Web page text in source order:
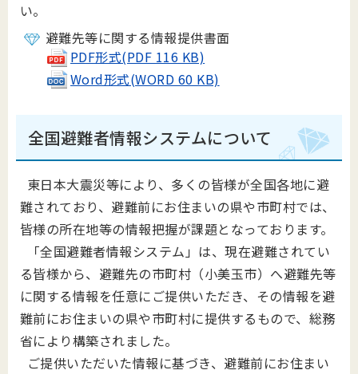
い。
避難先等に関する情報提供書面
PDF形式(PDF 116 KB)
Word形式(WORD 60 KB)
全国避難者情報システムについて
東日本大震災等により、多くの皆様が全国各地に避
難されており、避難前にお住まいの県や市町村では、
皆様の所在地等の情報把握が課題となっております。
「全国避難者情報システム」は、現在避難されてい
る皆様から、避難先の市町村（小美玉市）へ避難先等
に関する情報を任意にご提供いただき、その情報を避
難前にお住まいの県や市町村に提供するもので、総務
省により構築されました。
ご提供いただいた情報に基づき、避難前にお住まい